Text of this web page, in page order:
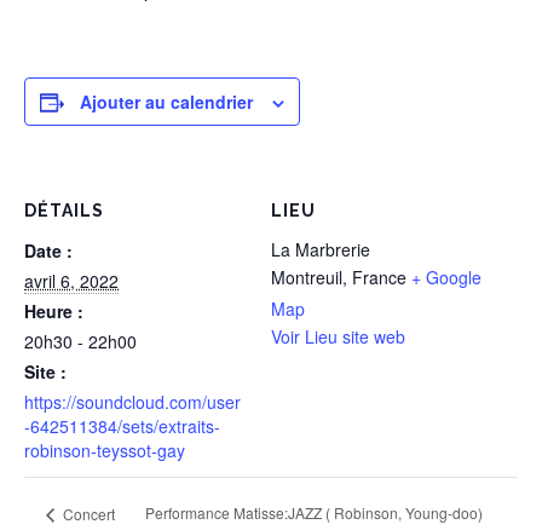
Ajouter au calendrier
DÉTAILS
Date :
avril 6, 2022
Heure :
20h30 - 22h00
Site :
https://soundcloud.com/user
-642511384/sets/extraits-
robinson-teyssot-gay
LIEU
La Marbrerie
Montreuil, France + Google
Map
Voir Lieu site web
Concert
Performance Matisse:JAZZ ( Robinson, Young-doo)